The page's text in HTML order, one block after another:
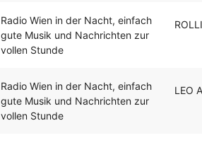
Radio Wien in der Nacht, einfach
gute Musik und Nachrichten zur
vollen Stunde
Radio Wien in der Nacht, einfach
gute Musik und Nachrichten zur
vollen Stunde
LEO